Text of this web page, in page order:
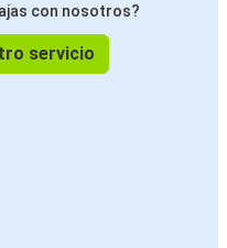
con nosotros?
servicio